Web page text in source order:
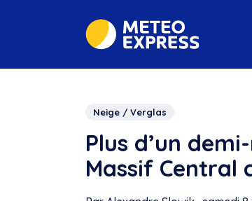
Neige / Verglas
Plus d’un
Massif Central